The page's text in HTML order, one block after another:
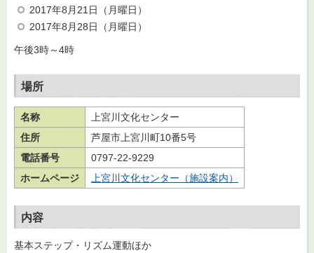
2017年8月21日（月曜日）
2017年8月28日（月曜日）
午後3時～4時
場所
名称
上宮川文化センター
住所
芦屋市上宮川町10番5号
電話番号
0797-22-9229
ホームページ
上宮川文化センター（施設案内）
内容
基本ステップ・リズム運動ほか